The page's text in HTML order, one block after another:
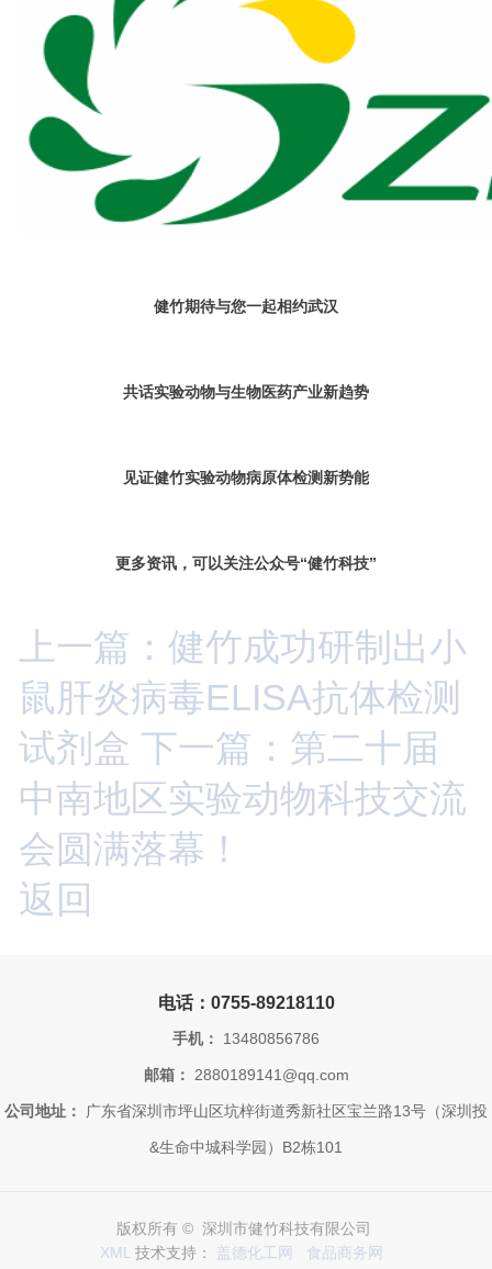
健竹期待与您一起相约武汉
共话实验动物与生物医药产业新趋势
见证健竹实验动物病原体检测新势能
更多资讯，可以关注公众号“健竹科技”
上一篇：健竹成功研制出小
鼠肝炎病毒ELISA抗体检测
试剂盒 下一篇：第二十届
中南地区实验动物科技交流
会圆满落幕！
返回
电话：0755-89218110
手机： 13480856786
邮箱： 2880189141@qq.com
公司地址： 广东省深圳市坪山区坑梓街道秀新社区宝兰路13号（深圳投
&生命中城科学园）B2栋101
版权所有 © 深圳市健竹科技有限公司
XML 技术支持： 盖德化工网 食品商务网